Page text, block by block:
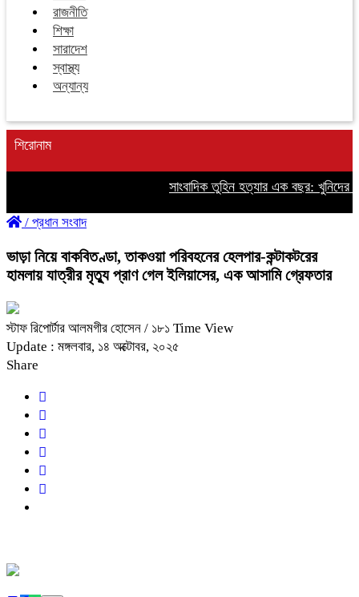
রাজনীতি
শিক্ষা
সারাদেশ
স্বাস্থ্য
অন্যান্য
শিরোনাম
সাংবাদিক তুহিন হত্যার এক বছর: খুনিদের
/ প্রধান সংবাদ
ভাড়া নিয়ে বাকবিতণ্ডা, তাকওয়া পরিবহনের হেলপার-কন্টাকটরের
হামলায় যাত্রীর মৃত্যু প্রাণ গেল ইলিয়াসের, এক আসামি গ্রেফতার
স্টাফ রিপোর্টার আলমগীর হোসেন / ১৮১ Time View
Update : মঙ্গলবার, ১৪ অক্টোবর, ২০২৫
Share